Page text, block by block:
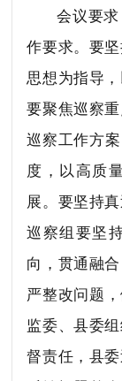
会议要
作要求。要
思想为指导
要聚焦巡察
巡察工作方
度，以高质
展。要坚持
巡察组要坚
向，贯通融
严整改问题
监委、县委
督责任，县